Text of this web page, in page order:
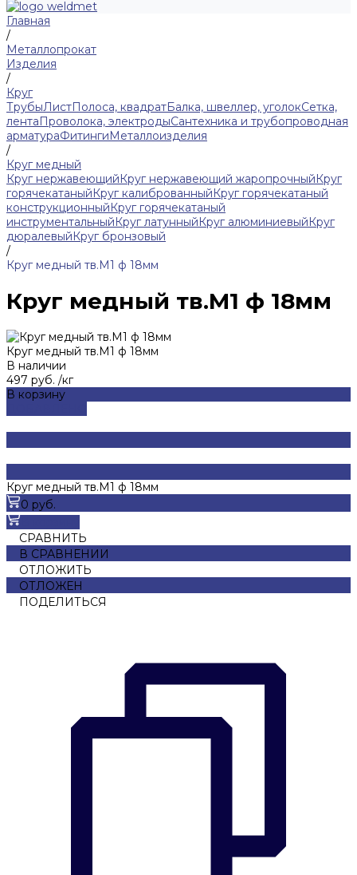
Главная
/
Металлопрокат
Изделия
/
Круг
ТрубыЛистПолоса, квадратБалка, швеллер, уголокСетка,
лентаПроволока, электродыСантехника и трубопроводная
арматураФитингиМеталлоизделия
/
Круг медный
Круг нержавеющийКруг нержавеющий жаропрочныйКруг
горячекатаныйКруг калиброванныйКруг горячекатаный
конструкционныйКруг горячекатаный
инструментальныйКруг латунныйКруг алюминиевыйКруг
дюралевыйКруг бронзовый
/
Круг медный тв.М1 ф 18мм
Круг медный тв.М1 ф 18мм
Круг медный тв.М1 ф 18мм
В наличии
497 руб. /кг
В корзину
Круг медный тв.М1 ф 18мм
0 руб.
СРАВНИТЬ
В СРАВНЕНИИ
ОТЛОЖИТЬ
ОТЛОЖЕН
ПОДЕЛИТЬСЯ